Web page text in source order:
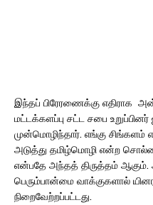
இந்தப் பிரேரணைக்கு எதிராக
மட்டக்களப்பு சட்ட சபை
முன்மொழிந்தார். எங்கு
அடுத்து தமிழ்மொழி என்ற
என்பதே அந்தத் திருத்தம்
பெரும்பான்மை வாக்குகளால்
நிறைவேற்றப்பட்டது.